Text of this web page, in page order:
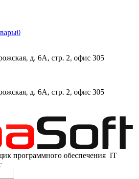
0
д. 6А, стр. 2, офис 305
д. 6А, стр. 2, офис 305
программного обеспечения IT